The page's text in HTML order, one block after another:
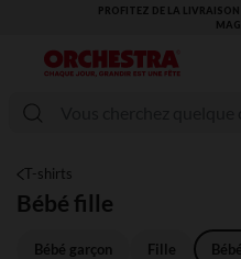
VOUS ALLEZ ADORER LA
T-shirts
Bébé fille
Bébé garçon Fille